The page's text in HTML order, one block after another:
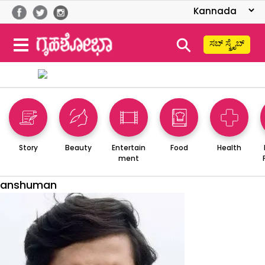
⚲ ಸಬ್ ಸ್ಕ್ರೈಬ್
Story Beauty
Entertain
ment
Food Health
anshuman